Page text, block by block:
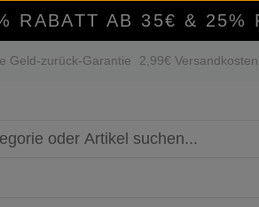
RABATT AB 35€ & 25%
Geld-zurück-Garantie 2,99€ Versandkosten